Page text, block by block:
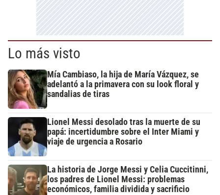
Lo más visto
Mía Cambiaso, la hija de María Vázquez, se
adelantó a la primavera con su look floral y
sandalias de tiras
Lionel Messi desolado tras la muerte de su
papá: incertidumbre sobre el Inter Miami y
viaje de urgencia a Rosario
La historia de Jorge Messi y Celia Cuccitinni,
los padres de Lionel Messi: problemas
económicos, familia dividida y sacrificio